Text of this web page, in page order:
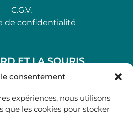
le consentement
expériences, nous utilisons
que les cookies pour stocker
C.G.V.
de confidentialité
ET LA SOURIS
33210 LANGON
40 41 37 18